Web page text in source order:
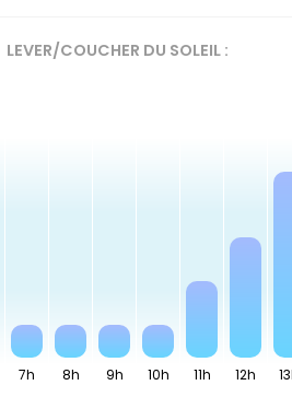
LEVER/COUCHER DU SOLEIL :